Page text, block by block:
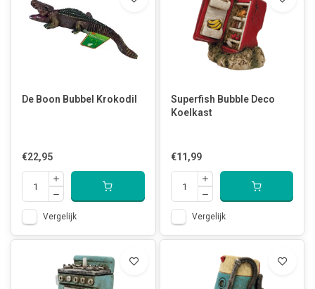
De Boon Bubbel Krokodil
€22,95
Vergelijk
Superfish Bubble Deco
Koelkast
€11,99
Vergelijk